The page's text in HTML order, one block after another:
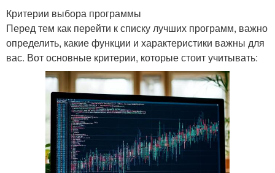
Критерии выбора программы
Перед тем как перейти к списку лучших программ, важно
определить, какие функции и характеристики важны для
вас. Вот основные критерии, которые стоит учитывать: